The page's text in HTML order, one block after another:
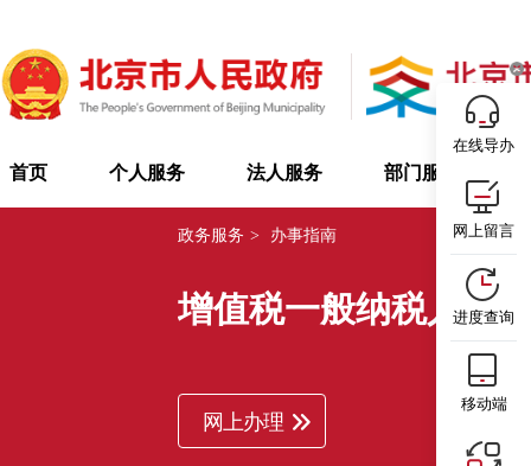
首页 个人服务 法人服务 部门服务
政务服务 > 办事指南
增值税一般纳税人登
网上办理
在线导办
网上留言
进度查询
移动端